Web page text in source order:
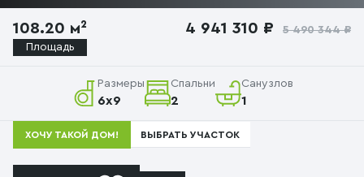
108.20 м²
Площадь
4 941 310 ₽ 5 490 344 ₽
Размеры
6х9
Спальни
2
Санузлов
1
ХОЧУ ТАКОЙ ДОМ! ВЫБРАТЬ УЧАСТОК